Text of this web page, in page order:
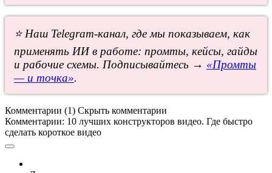
⭐ Наш Telegram-канал, где мы показываем, как
применять ИИ в работе: промты, кейсы, гайды
и рабочие схемы. Подписывайтесь → «Промты
— и точка».
Комментарии (1) Скрыть комментарии
Комментарии: 10 лучших конструкторов видео. Где быстро
сделать короткое видео